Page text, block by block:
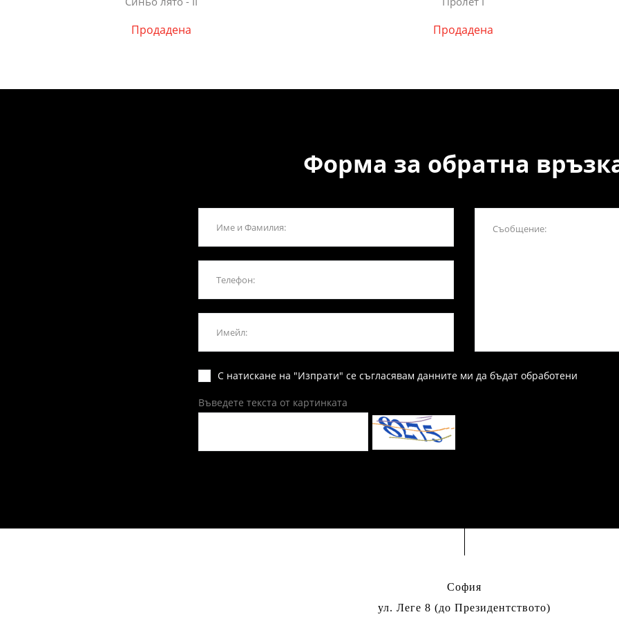
Продадена Продадена
Форма за обратна
С натискане на "Изпрати" се съгласявам данните ми да бъдат обработени
Въведете текста от картинката
София
ул. Леге 8 (до Президентството)